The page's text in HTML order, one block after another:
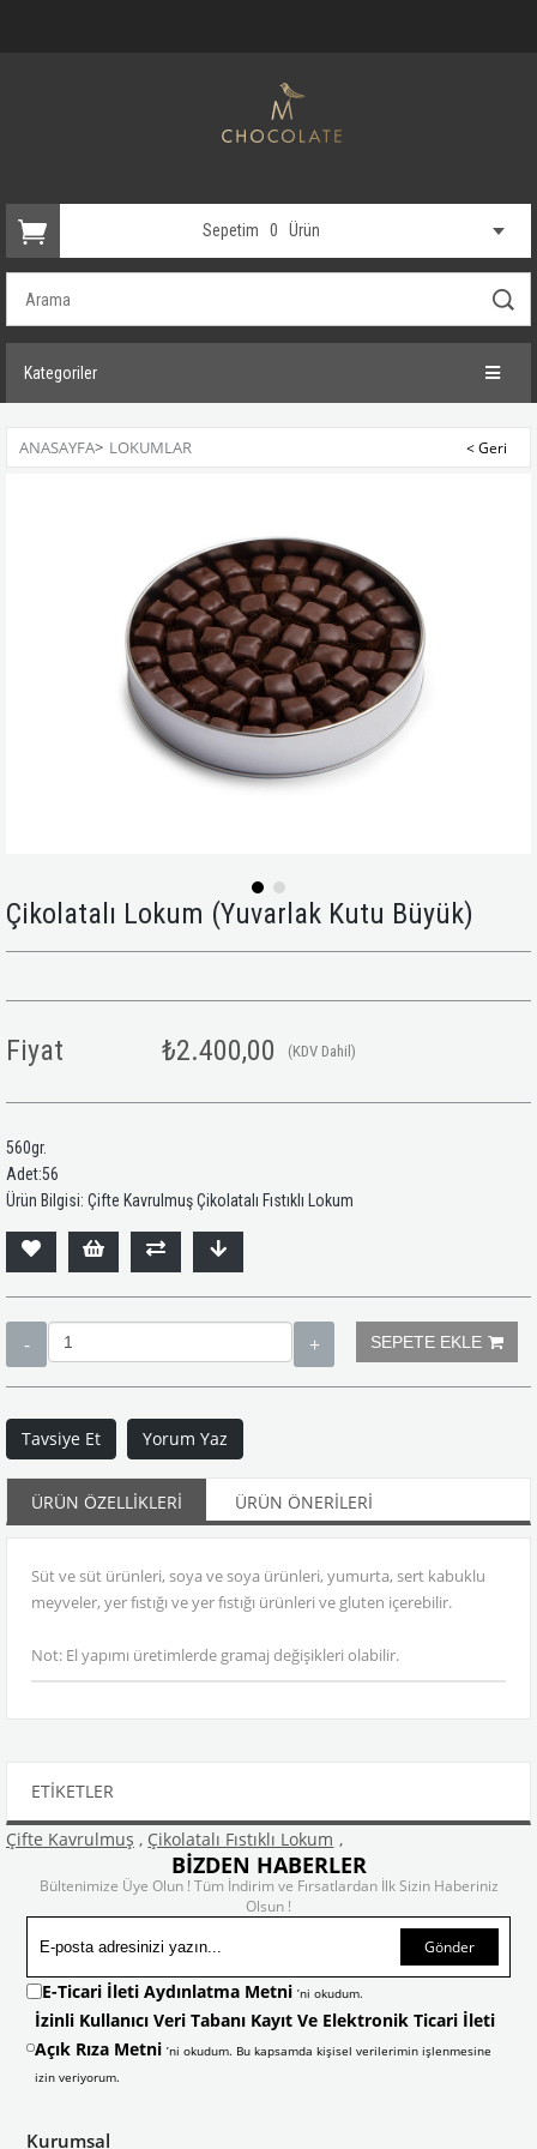
Sepetim 0 Ürün
Kategoriler
ANASAYFA> LOKUMLAR
Çikolatalı Lokum (Yuvarlak Kutu Büyük)
Fiyat ₺2.400,00 (KDV Dahil)
560gr.
Adet:56
Ürün Bilgisi: Çifte Kavrulmuş Çikolatalı Fıstıklı Lokum
Tavsiye Et Yorum Yaz
ÜRÜN ÖZELLIKLERI ÜRÜN ÖNERILERI
Süt ve süt ürünleri, soya ve soya ürünleri, yumurta, sert kabuklu
meyveler, yer fıstığı ve yer fıstığı ürünleri ve gluten içerebilir.
Not: El yapımı üretimlerde gramaj değişikleri olabilir.
ETIKETLER
Çifte Kavrulmuş , Çikolatalı Fıstıklı Lokum ,
BİZDEN HABERLER
Bültenimize Üye Olun ! Tüm İndirim ve Fırsatlardan İlk Sizin Haberiniz
Olsun !
Gönder
E-Ticari İleti Aydınlatma Metni’ni okudum.
İzinli Kullanıcı Veri Tabanı Kayıt Ve Elektronik Ticari İleti
Açık Rıza Metni ’ni okudum. Bu kapsamda kişisel verilerimin işlenmesine
izin veriyorum.
Kurumsal